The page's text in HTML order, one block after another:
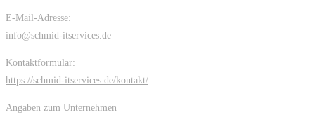
E-Mail-Adresse:
info@schmid-itservices.de
Kontaktformular:
https://schmid-itservices.de/kontakt/
Angaben zum Unternehmen